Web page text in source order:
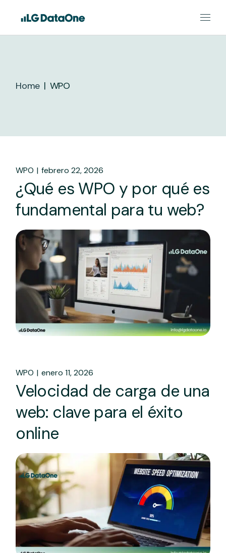
Home WPO
WPO febrero 22, 2026
¿Qué es WPO y por qué es
fundamental para tu web?
WPO enero 11, 2026
Velocidad de carga de una
web: clave para el éxito
online